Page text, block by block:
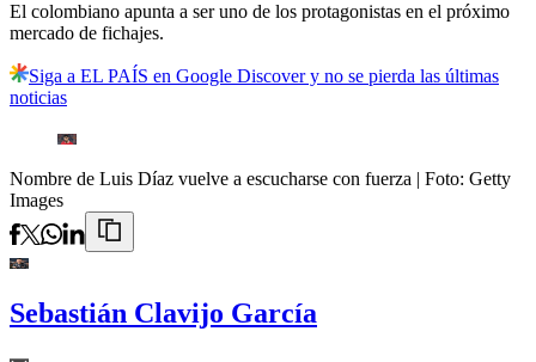
El colombiano apunta a ser uno de los protagonistas en el próximo
mercado de fichajes.
Siga a EL PAÍS en Google Discover y no se pierda las últimas
noticias
Nombre de Luis Díaz vuelve a escucharse con fuerza | Foto: Getty
Images
Sebastián Clavijo García